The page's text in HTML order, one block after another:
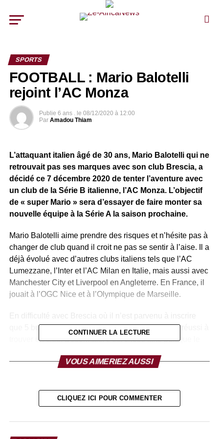
SPORTS
FOOTBALL : Mario Balotelli
rejoint l’AC Monza
Publie 6 ans . le 08/12/2020 à 12:00
Par Amadou Thiam
L’attaquant italien âgé de 30 ans, Mario Balotelli qui ne
retrouvait pas ses marques avec son club Brescia, a
décidé ce 7 décembre 2020 de tenter l’aventure avec
un club de la Série B italienne, l’AC Monza. L’objectif
de « super Mario » sera d’essayer de faire monter sa
nouvelle équipe à la Série A la saison prochaine.
Mario Balotelli aime prendre des risques et n’hésite pas à
changer de club quand il croit ne pas se sentir à l’aise. Il a
déjà évolué avec d’autres clubs italiens tels que l’AC
Lumezzane, l’Inter et l’AC Milan en Italie, mais aussi avec
Manchester City et Liverpool en Angleterre. En France, il
jouait à l’OGC Nice et à l’Olympique de Marseille.
que 5 buts en 16 apparitions, Balotelli n’avait pas réussi à
trouver un club. Désormais, c’est chose faite puisque le
l’AC Monza dont l’objectif est d’évoluer en première
Mario Balotelli retrouvera son numéro de prédilection, le
45 et évoluera dans le club avec des joueurs de renom
comme Kevin Prince Boateng ou encore Gabriel Paletta.
CONTINUER LA LECTURE
VOUS AIMERIEZ AUSSI
CLIQUEZ ICI POUR COMMENTER